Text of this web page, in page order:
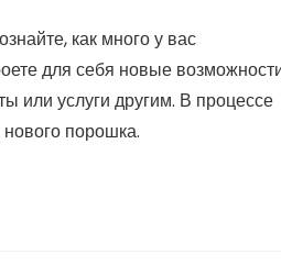
как много у вас
для себя новые
или услуги другим. В процессе
порошка.